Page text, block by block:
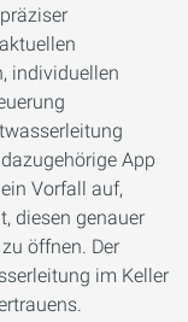
individuellen
App
Vorfall auf,
diesen genauer
öffnen. Der
im Keller